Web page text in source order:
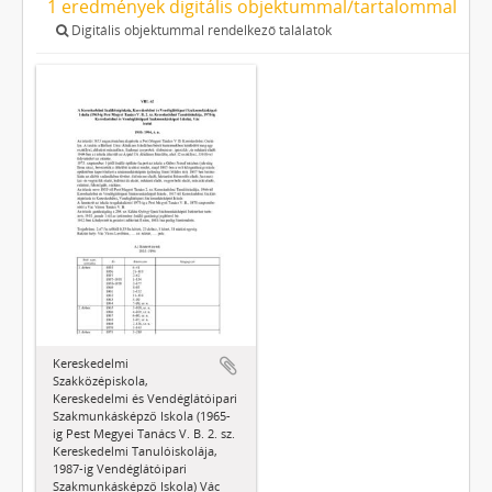
1 eredmények digitális objektummal/tartalommal
Digitális objektummal rendelkező találatok
Kereskedelmi
Szakközépiskola,
Kereskedelmi és Vendéglátóipari
Szakmunkásképző Iskola (1965-
ig Pest Megyei Tanács V. B. 2. sz.
Kereskedelmi Tanulóiskolája,
1987-ig Vendéglátóipari
Szakmunkásképző Iskola) Vác